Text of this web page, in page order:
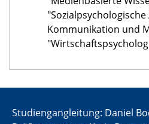
Kommunikation und
Studiengangleitung: Daniel